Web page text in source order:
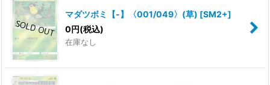
絞り込む
マダツボミ【-】〈001/049〉(草) [SM2+]
0円(税込)
在庫なし